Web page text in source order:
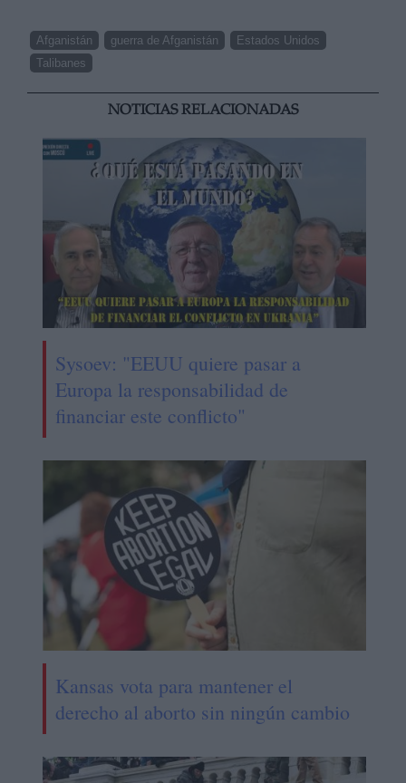
Afganistán guerra de Afganistán
Estados Unidos
Talibanes
NOTICIAS RELACIONADAS
Sysoev: "EEUU quiere pasar a
Europa la responsabilidad de
financiar este conflicto"
Kansas vota para mantener el
derecho al aborto sin ningún cambio